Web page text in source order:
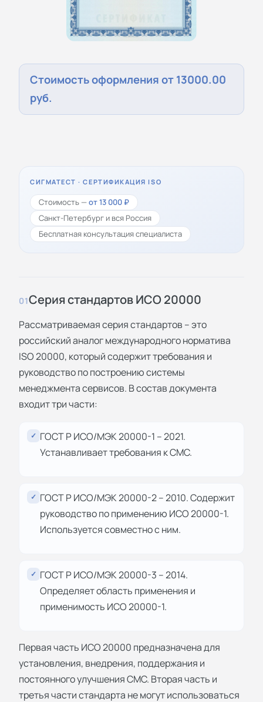
Стоимость оформления от 13000.00
руб.
СИГМАТЕСТ · СЕРТИФИКАЦИЯ ISO
Стоимость —от 13 000 ₽
Санкт-Петербург и вся Россия
Бесплатная консультация специалиста
01Серия стандартов ИСО 20000
Рассматриваемая серия стандартов – это
российский аналог международного норматива
ISO 20000, который содержит требования и
руководство по построению системы
менеджмента сервисов. В состав документа
входит три части:
✓ ГОСТ Р ИСО/МЭК 20000-1 – 2021.
Устанавливает требования к СМС.
✓ ГОСТ Р ИСО/МЭК 20000-2 – 2010. Содержит
руководство по применению ИСО 20000-1.
Используется совместно с ним.
✓ ГОСТ Р ИСО/МЭК 20000-3 – 2014.
Определяет область применения и
применимость ИСО 20000-1.
Первая часть ИСО 20000 предназначена для
установления, внедрения, поддержания и
постоянного улучшения СМС. Вторая часть и
третья части стандарта не могут использоваться